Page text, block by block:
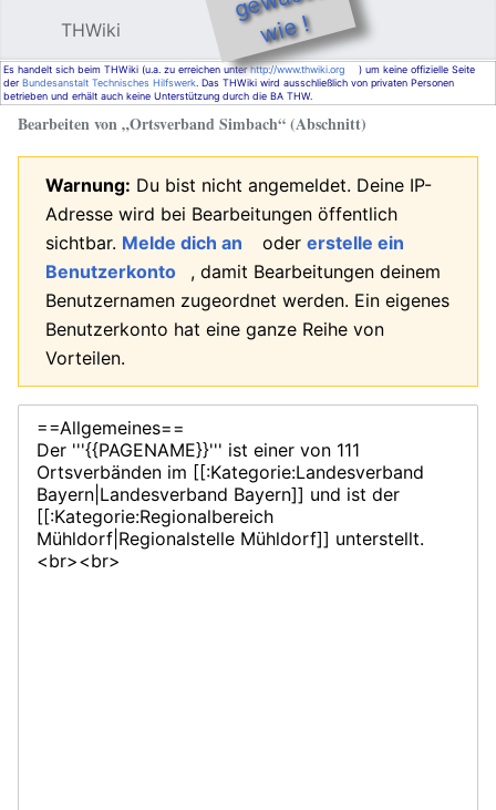
THWiki e !
Es handelt sich beim THWiki (u.a. zu erreichen unterhttp://www.thwiki.org
) um keine offizielle Seite
derBundesanstalt Technisches Hilfswerk. Das THWiki wird ausschließlich von privaten Personen
betrieben und erhält auch keine Unterstützung durch die BA THW.
Bearbeiten von „Ortsverband Simbach“ (Abschnitt)
Warnung: Du bist nicht angemeldet. Deine IP-
Adresse wird bei Bearbeitungen öffentlich
sichtbar. Melde dich an oder erstelle ein
Benutzerkonto
, damit Bearbeitungen deinem
Benutzernamen zugeordnet werden. Ein eigenes
Benutzerkonto hat eine ganze Reihe von
Vorteilen.